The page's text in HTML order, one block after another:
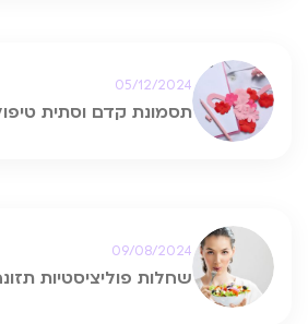
תסמונת קדם וסתית
05/12/2024
שחלות פוליציסטיות
09/08/2024